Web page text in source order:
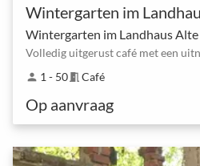
Wintergarten im
Wintergarten im Landhaus Alte
person 1 - 50meeting_room Café
Op aanvraag